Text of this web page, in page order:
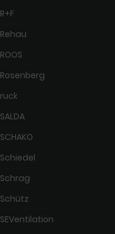
R+F
Rehau
ROOS
Rosenberg
ruck
SALDA
SCHAKO
Schiedel
Schrag
Schütz
SEVentilation